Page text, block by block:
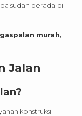
sudah berada di
murah,
Jalan
konstruksi